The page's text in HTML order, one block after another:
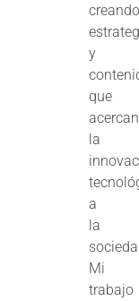
y
que
acercan
la
a
la
Mi
trabajo